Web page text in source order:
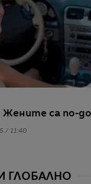
са по-
/ 11:40
ГЛОБАЛНО